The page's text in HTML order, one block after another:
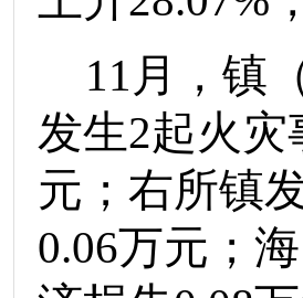
11 月
，镇
发生2起火灾
元 ；右所镇
0.06万元；